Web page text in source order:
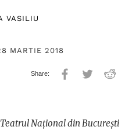
VASILIU
MARTIE 2018
Național din București